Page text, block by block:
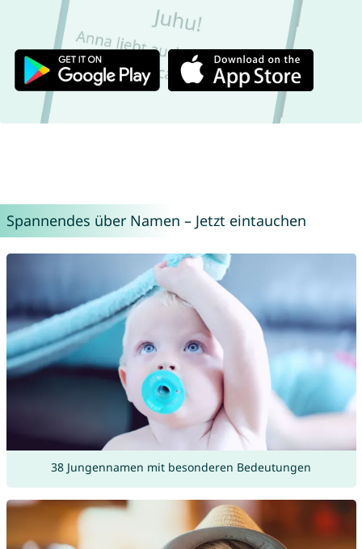
Spannendes über Namen – Jetzt eintauchen
38 Jungennamen mit besonderen Bedeutungen